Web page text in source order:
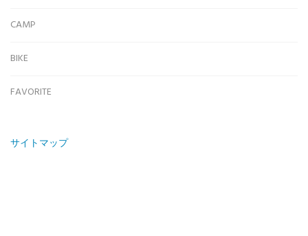
CAMP
BIKE
FAVORITE
サイトマップ